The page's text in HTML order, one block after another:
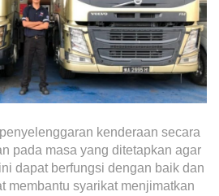
kenderaan secara
pada masa yang ditetapkan agar
dapat berfungsi dengan baik dan
membantu syarikat menjimatkan